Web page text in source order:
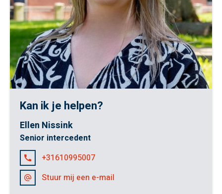
Kan ik je helpen?
Ellen Nissink
Senior intercedent
+31610995007
Stuur mij een e-mail